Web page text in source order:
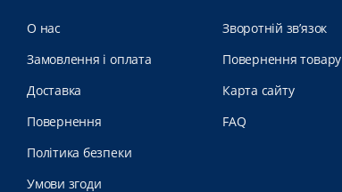
О нас
Замовлення і оплата
Доставка
Повернення
Політика безпеки
Умови згоди
Зворотній зв’язок
Повернення товару
Карта сайту
FAQ